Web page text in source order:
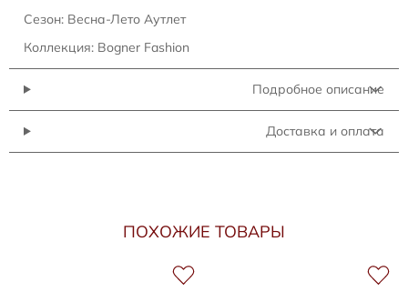
Сезон: Весна-Лето Аутлет
Коллекция: Bogner Fashion
Подробное описание
Доставка и оплата
ПОХОЖИЕ ТОВАРЫ